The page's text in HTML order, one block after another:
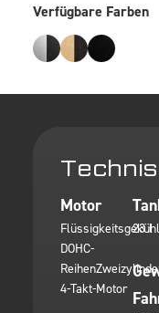
Verfügbare Farben
Motor
DOHC-
4-Takt-Motor
23 l